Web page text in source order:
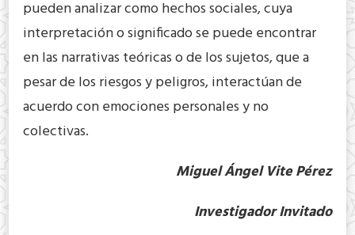
pueden analizar como hechos sociales, cuya
interpretación o significado se puede encontrar
en las narrativas teóricas o de los sujetos, que a
pesar de los riesgos y peligros, interactúan de
acuerdo con emociones personales y no
colectivas.
Miguel Ángel Vite Pérez
Investigador Invitado